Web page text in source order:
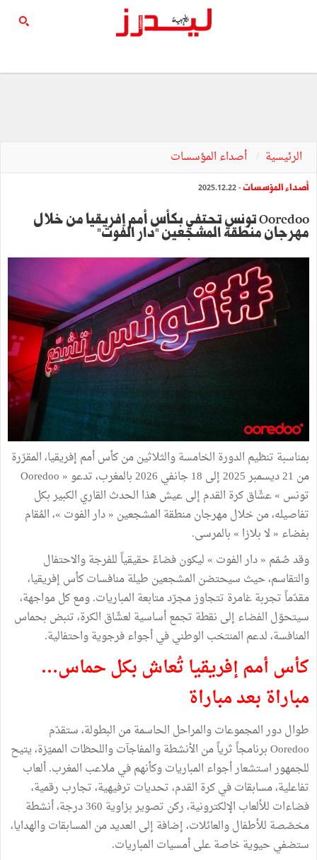
الرئيسية أصداء المؤسسات
أصداء المؤسسات- 2025.12.22
Ooredoo تونس تحتفي بكأس أمم إفريقيا من خلال
مهرجان منطقة المشجعين "دار الفوت"
بمناسبة تنظيم الدورة الخامسة والثلاثين من كأس أمم إفريقيا، المقرّرة
من 21 ديسمبر 2025 إلى 18 جانفي 2026 بالمغرب، تدعو « Ooredoo
تونس » عشّاق كرة القدم إلى عيش هذا الحدث القاري الكبير بكل
تفاصيله، من خلال مهرجان منطقة المشجعين « دار الفوت »، المُقام
بفضاء « لا بلازا » بالمرسى.
وقد صُمّم « دار الفوت » ليكون فضاءً حقيقياً للفرجة والاحتفال
والتقاسم، حيث سيحتضن المشجعين طيلة منافسات كأس إفريقيا،
مقدّماً تجربة غامرة تتجاوز مجرّد متابعة المباريات. ومع كل مواجهة،
سيتحوّل الفضاء إلى نقطة تجمع أساسية لعشّاق الكرة، تنبض بحماس
المنافسة، لدعم المنتخب الوطني في أجواء فرجوية واحتفالية.
كأس أمم إفريقيا تُعاش بكل حماس…
مباراة بعد مباراة
طوال دور المجموعات والمراحل الحاسمة من البطولة، ستقدّم
Ooredoo برنامجاً ثرياً من الأنشطة والمفاجآت واللحظات المميّزة، يتيح
للجمهور استشعار أجواء المباريات وكأنهم في ملاعب المغرب. ألعاب
تفاعلية، مسابقات في كرة القدم، تحديات ترفيهية، تجارب رقمية،
فضاءات للألعاب الإلكترونية، ركن تصوير بزاوية 360 درجة، أنشطة
مخصّصة للأطفال والعائلات، إضافة إلى العديد من المسابقات والهدايا،
ستضفي حيوية خاصة على أمسيات المباريات.